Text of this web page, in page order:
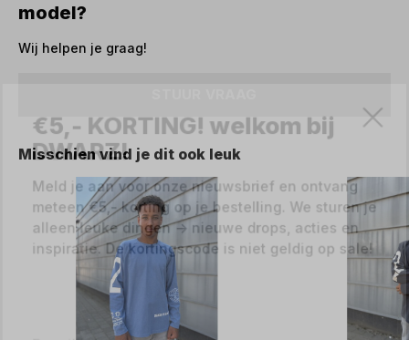
€5,- KORTING! welkom bij
DWARZ!
Meld je aan voor onze nieuwsbrief en ontvang
meteen €5,- korting op je bestelling. We sturen je
alleen leuke dingen -> nieuwe drops, acties en
inspiratie. De kortingscode is niet geldig op sale!
model?
Wij helpen je graag!
Misschien vind je dit ook leuk